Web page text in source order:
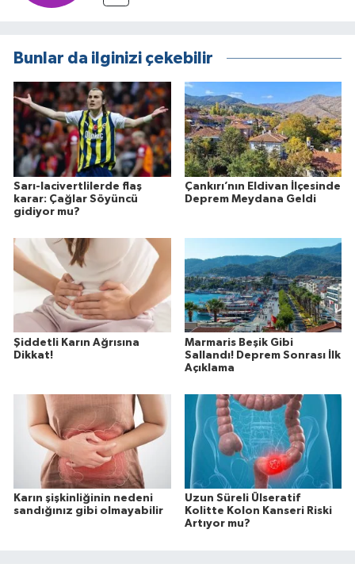
Bunlar da ilginizi çekebilir
Sarı-lacivertlilerde flaş
karar: Çağlar Söyüncü
gidiyor mu?
Çankırı’nın Eldivan İlçesinde
Deprem Meydana Geldi
Şiddetli Karın Ağrısına
Dikkat!
Marmaris Beşik Gibi
Sallandı! Deprem Sonrası İlk
Açıklama
Karın şişkinliğinin nedeni
sandığınız gibi olmayabilir
Uzun Süreli Ülseratif
Kolitte Kolon Kanseri Riski
Artıyor mu?